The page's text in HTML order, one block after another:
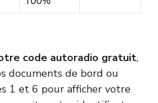
code autoradio gratuit,
documents de bord ou
1 et 6 pour afficher votre